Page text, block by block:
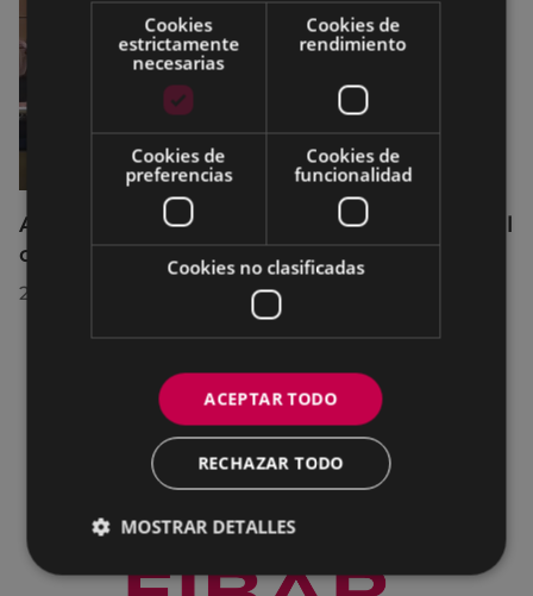
Acuerdos adoptados por el Pleno Municipal
celebrado el 27 de julio de 2026
28/07/2026
Cookies
estrictamente
necesarias
Cookies de
rendimiento
Cookies de
preferencias
Cookies de
funcionalidad
Cookies no clasificadas
ACEPTAR TODO
RECHAZAR TODO
MOSTRAR DETALLES